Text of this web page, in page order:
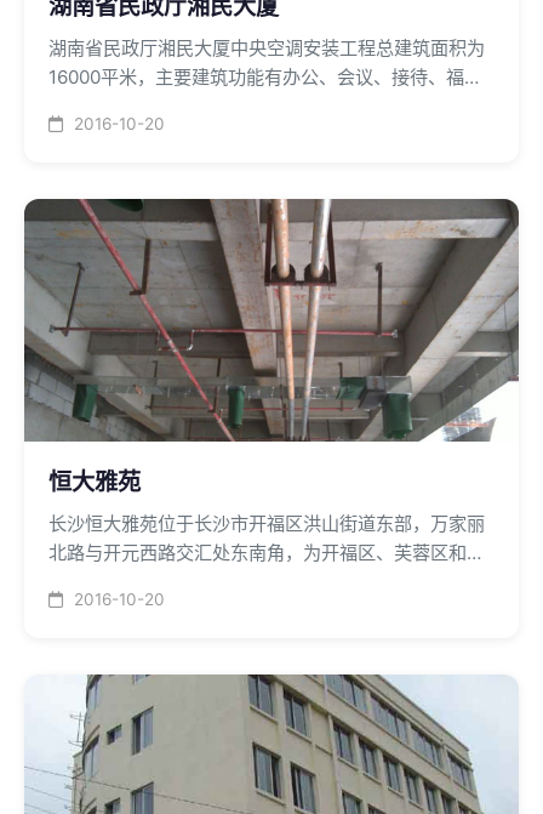
湖南省民政厅湘民大厦
湖南省民政厅湘民大厦中央空调安装工程总建筑面积为
16000平米，主要建筑功能有办公、会议、接待、福利
锂主机和锅炉采暖，中央空调末端采用湖南星泽风机盘
2016-10-20
恒大雅苑
长沙恒大雅苑位于长沙市开福区洪山街道东部，万家丽
北路与开元西路交汇处东南角，为开福区、芙蓉区和星
空调以约克风冷冷水机为冷源，风机盘管+新风机为末
2016-10-20